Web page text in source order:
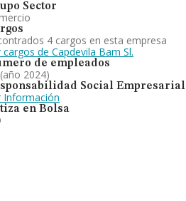
Sector
4 cargos en esta empresa
cargos de Capdevila Bam Sl.
de empleados
2024)
Social Empresarial
Información
en Bolsa